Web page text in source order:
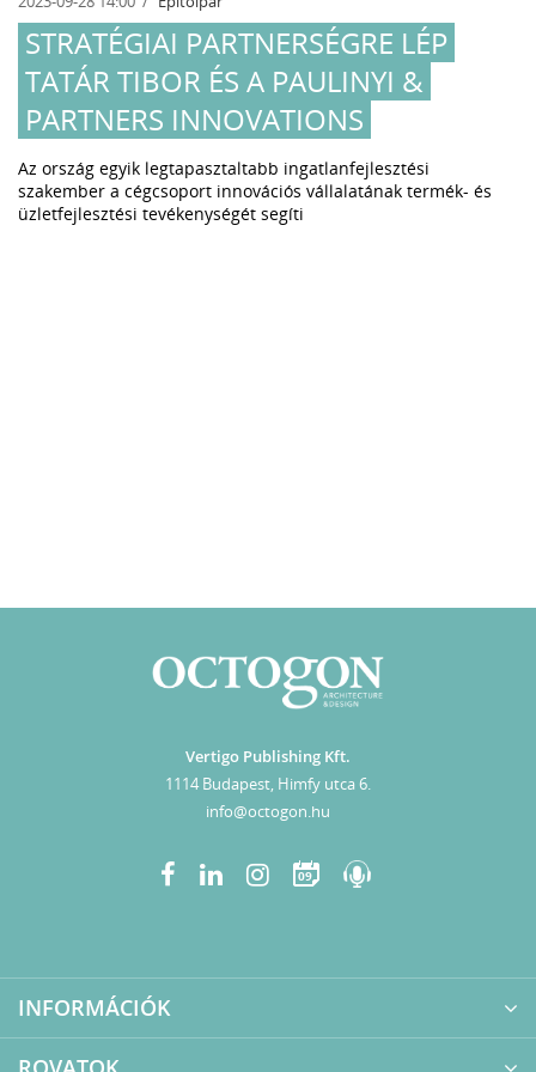
STRATÉGIAI PARTNERSÉGRE LÉP
TATÁR TIBOR ÉS A PAULINYI &
PARTNERS INNOVATIONS
Az ország egyik legtapasztaltabb ingatlanfejlesztési
szakember a cégcsoport innovációs vállalatának termék- és
üzletfejlesztési tevékenységét segíti
Vertigo Publishing Kft.
1114 Budapest, Himfy utca 6.
info@octogon.hu
09
INFORMÁCIÓK